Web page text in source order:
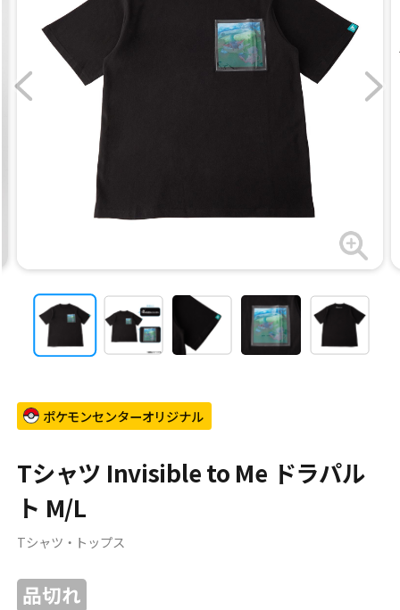
ポケモンセンターオリジナル
Tシャツ Invisible to Me ドラパル
ト M/L
Tシャツ・トップス
品切れ